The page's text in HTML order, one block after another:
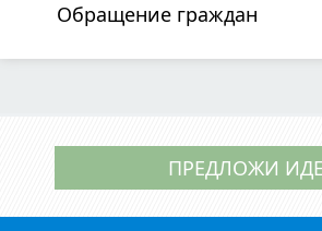
Обращение граждан
ПРЕДЛОЖИ